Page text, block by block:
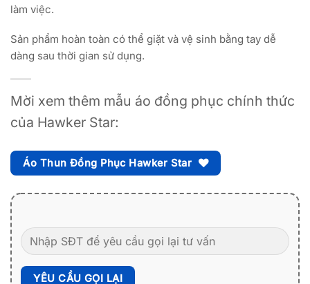
làm việc.
Sản phẩm hoàn toàn có thể giặt và vệ sinh bằng tay dễ
dàng sau thời gian sử dụng.
Mời xem thêm mẫu áo đồng phục chính thức
của Hawker Star:
Áo Thun Đồng Phục Hawker Star